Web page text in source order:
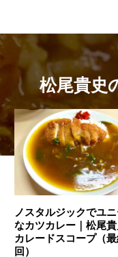
松尾貴史
ノスタルジックでユ
なカツカレー｜松尾
カレードスコープ（
回）